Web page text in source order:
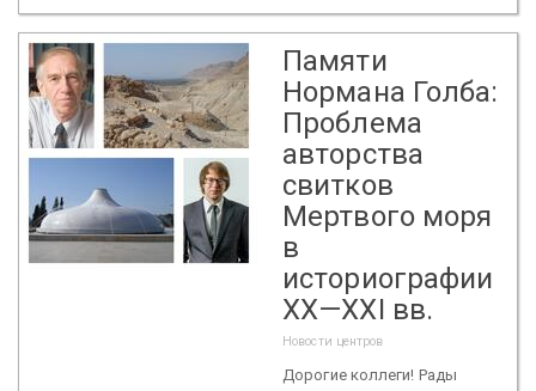
Памяти
Нормана Голба:
Проблема
авторства
свитков
Мертвого моря
в
историографии
ХХ—ХХI вв.
Новости центров
Дорогие коллеги! Рады